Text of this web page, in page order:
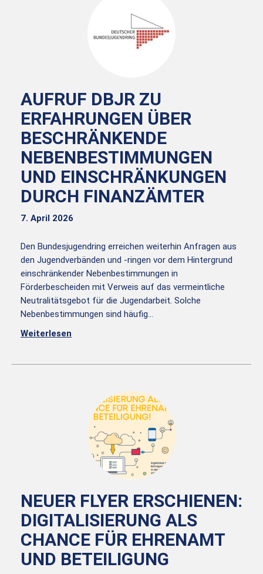
AUFRUF DBJR ZU
ERFAHRUNGEN ÜBER
BESCHRÄNKENDE
NEBENBESTIMMUNGEN
UND EINSCHRÄNKUNGEN
DURCH FINANZÄMTER
7. April 2026
Den Bundesjugendring erreichen weiterhin Anfragen aus
den Jugendverbänden und -ringen vor dem Hintergrund
einschränkender Nebenbestimmungen in
Förderbescheiden mit Verweis auf das vermeintliche
Neutralitätsgebot für die Jugendarbeit. Solche
Nebenbestimmungen sind häufig…
Weiterlesen
NEUER FLYER ERSCHIENEN:
DIGITALISIERUNG ALS
CHANCE FÜR EHRENAMT
UND BETEILIGUNG